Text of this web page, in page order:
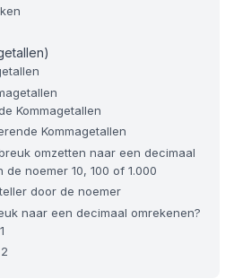
Kommagetallen
Kommagetallen
omzetten naar een decimaal
de noemer 10, 100 of 1.000
door de noemer
naar een decimaal omrekenen?